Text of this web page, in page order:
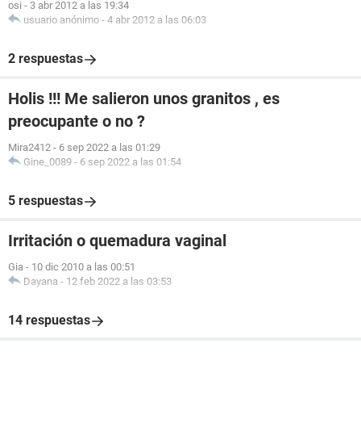
osi - 3 abr 2012 a las 19:34
usuario anónimo - 4 abr 2012 a las 06:03
2 respuestas
Holis !!! Me salieron unos granitos , es
preocupante o no ?
Mira2412 - 6 sep 2022 a las 01:29
Gine_0089 - 6 sep 2022 a las 01:54
5 respuestas
Irritación o quemadura vaginal
Gia - 10 dic 2010 a las 00:51
Dayana - 12 feb 2022 a las 03:53
14 respuestas